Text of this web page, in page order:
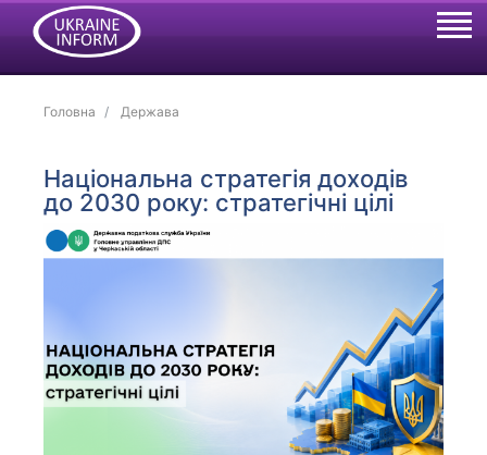
Головна Держава
Національна стратегія доходів
до 2030 року: стратегічні цілі